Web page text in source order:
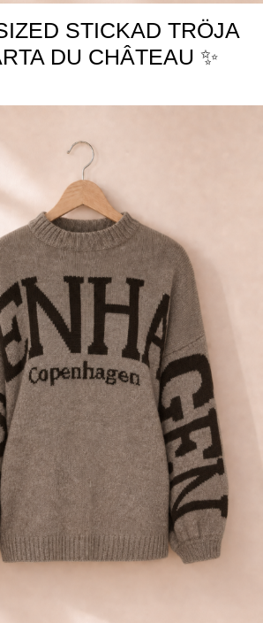
STICKAD TRÖJA
DU CHÂTEAU ✨